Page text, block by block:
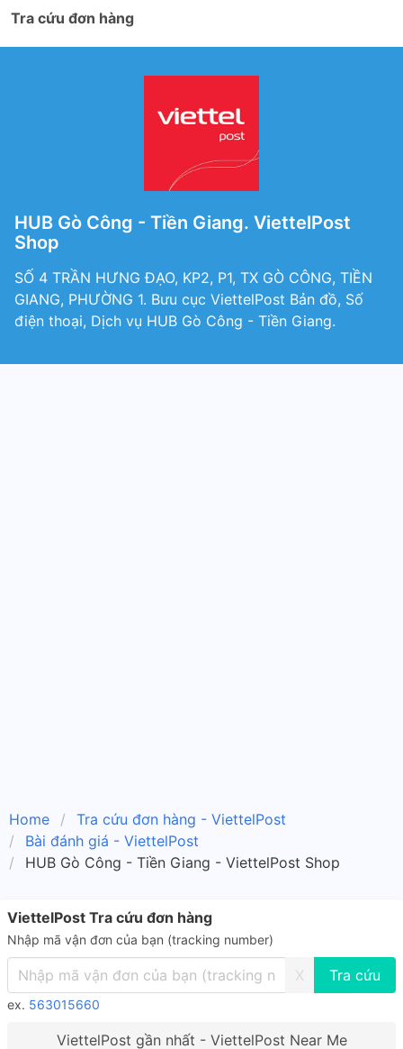
Tra cứu đơn hàng
HUB Gò Công - Tiền Giang. ViettelPost
Shop
SỐ 4 TRẦN HƯNG ĐẠO, KP2, P1, TX GÒ CÔNG, TIỀN
GIANG, PHƯỜNG 1. Bưu cục ViettelPost Bản đồ, Số
điện thoại, Dịch vụ HUB Gò Công - Tiền Giang.
Home
Tra cứu đơn hàng - ViettelPost
Bài đánh giá - ViettelPost
HUB Gò Công - Tiền Giang - ViettelPost Shop
ViettelPost Tra cứu đơn hàng
Nhập mã vận đơn của bạn (tracking number)
X
ex. 563015660
ViettelPost gần nhất - ViettelPost Near Me